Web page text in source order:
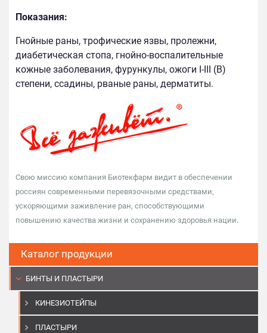
Каталог продукции
БИНТЫ И ПЛАСТЫРИ
КИНЕЗИОТЕЙПЫ
ПЛАСТЫРИ
Показания:
Гнойные раны, трофические язвы, пролежни,
диабетическая стопа, гнойно-воспалительные
кожные заболевания, фурункулы, ожоги I-III (В)
степени, ссадины, рваные раны, дерматиты.
Свою миссию компания Биотекфарм видит в обеспечении
россиян современными перевязочными средствами,
ускоряющими заживление ран, способствующими
повышению качества жизни и сохранению здоровья нации.